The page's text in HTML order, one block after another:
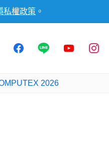
私權政策 。
2026